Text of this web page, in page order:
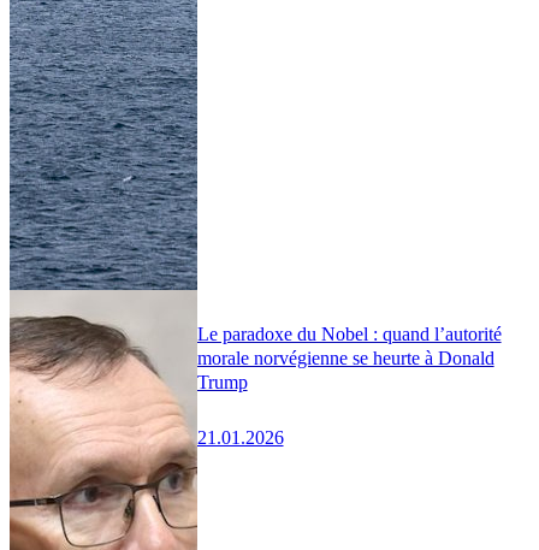
Le paradoxe du Nobel : quand l’autorité
morale norvégienne se heurte à Donald
Trump
21.01.2026